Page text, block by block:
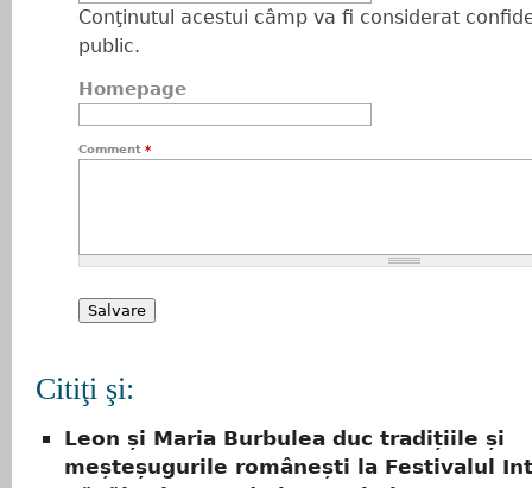
Conţinutul acestui câmp va fi considerat
public.
Homepage
Comment *
Citiţi şi:
Leon și Maria Burbulea duc tradițiile și
meșteșugurile românești la Festivalul